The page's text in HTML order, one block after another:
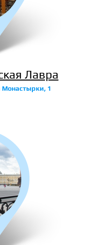
Лавра
Монастырки, 1